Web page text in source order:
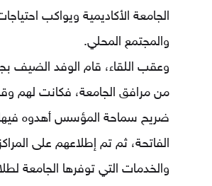
الجامعة الأكاديمية ويواكب
والمجتمع المحلي.
وعقب اللقاء، قام الوفد الضيف
من مرافق الجامعة، فكانت لهم
ضريح سماحة المؤسس أهدوه
الفاتحة، ثم تم إطلاعهم على
والخدمات التي توفرها الجامعة